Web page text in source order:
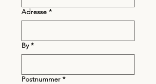
Adresse *
By *
Postnummer *